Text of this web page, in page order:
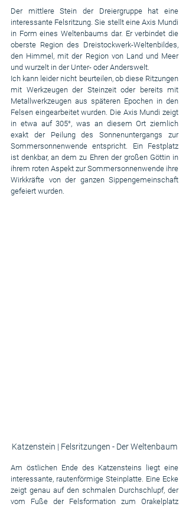
Der mittlere Stein der Dreiergruppe hat eine
interessante Felsritzung. Sie stellt eine Axis Mundi
in Form eines Weltenbaums dar. Er verbindet die
oberste Region des Dreistockwerk-Weltenbildes,
den Himmel, mit der Region von Land und Meer
und wurzelt in der Unter- oder Anderswelt.
Ich kann leider nicht beurteilen, ob diese Ritzungen
mit Werkzeugen der Steinzeit oder bereits mit
Metallwerkzeugen aus späteren Epochen in den
Felsen eingearbeitet wurden. Die Axis Mundi zeigt
in etwa auf 305°, was an diesem Ort ziemlich
exakt der Peilung des Sonnenuntergangs zur
Sommersonnenwende entspricht. Ein Festplatz
ist denkbar, an dem zu Ehren der großen Göttin in
ihrem roten Aspekt zur Sommersonnenwende ihre
Wirkkräfte von der ganzen Sippengemeinschaft
gefeiert wurden.
Katzenstein | Felsritzungen - Der Weltenbaum
Am östlichen Ende des Katzensteins liegt eine
interessante, rautenförmige Steinplatte. Eine Ecke
zeigt genau auf den schmalen Durchschlupf, der
vom Fuße der Felsformation zum Orakelplatz